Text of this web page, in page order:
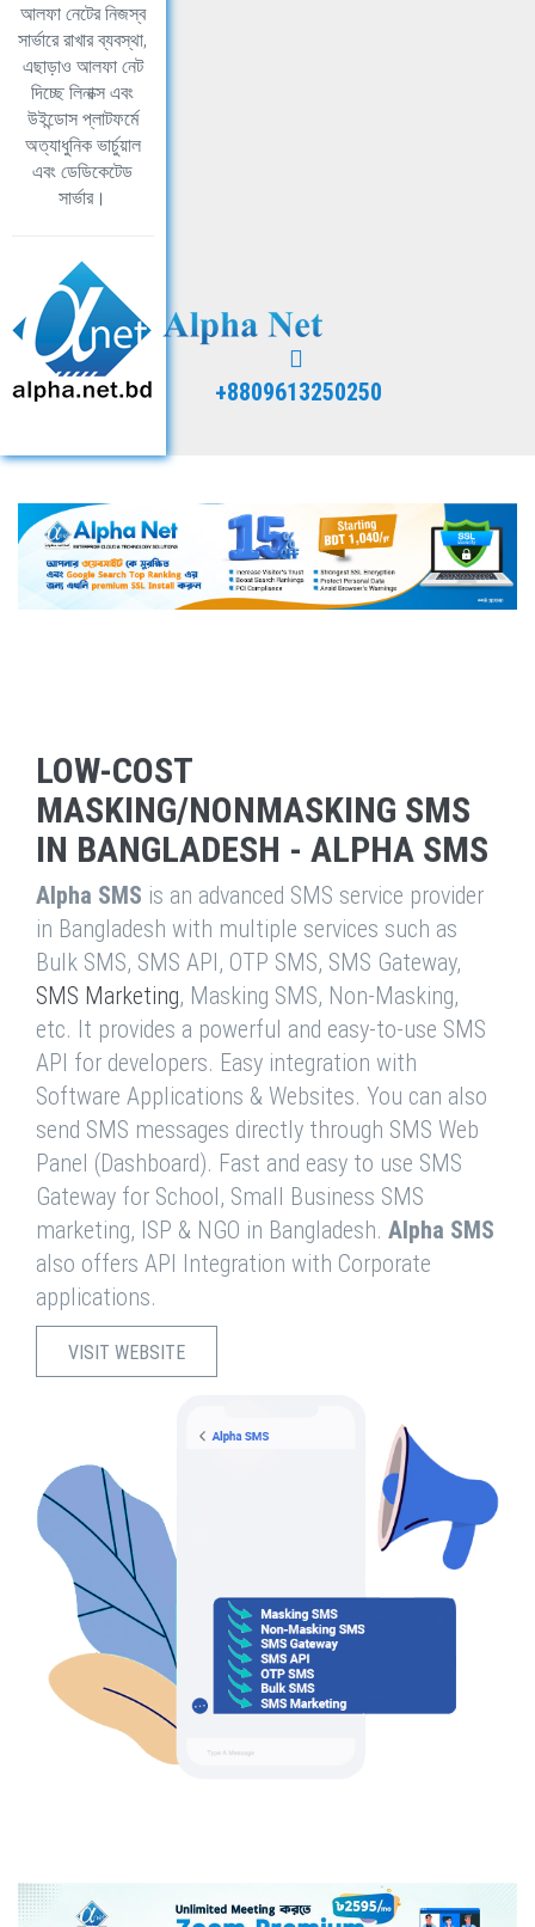
আলফা নেটের নিজস্ব
সার্ভারে রাখার ব্যবস্থা,
এছাড়াও আলফা নেট
দিচ্ছে লিনাক্স এবং
উইন্ডোস প্লাটফর্মে
অত্যাধুনিক ভার্চুয়াল
এবং ডেডিকেটেড
সার্ভার।
+8809613250250
LOW-COST
MASKING/NONMASKING SMS
IN BANGLADESH - ALPHA SMS
Alpha SMS is an advanced SMS service provider
in Bangladesh with multiple services such as
Bulk SMS, SMS API, OTP SMS, SMS Gateway,
SMS Marketing, Masking SMS, Non-Masking,
etc. It provides a powerful and easy-to-use SMS
API for developers. Easy integration with
Software Applications & Websites. You can also
send SMS messages directly through SMS Web
Panel (Dashboard). Fast and easy to use SMS
Gateway for School, Small Business SMS
marketing, ISP & NGO in Bangladesh. Alpha SMS
also offers API Integration with Corporate
applications.
VISIT WEBSITE